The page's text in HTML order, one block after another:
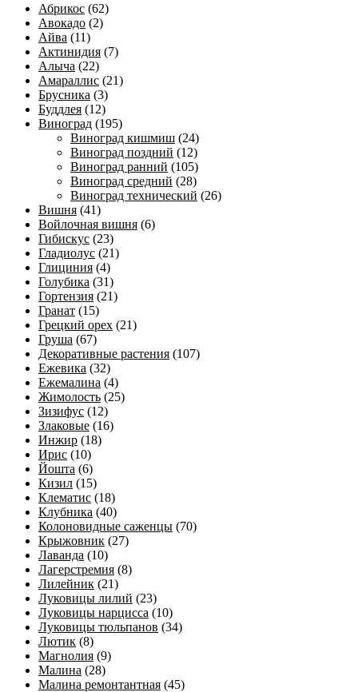
Абрикос (62)
Авокадо (2)
Айва (11)
Актинидия (7)
Алыча (22)
Амараллис (21)
Брусника (3)
Буддлея (12)
Виноград (195)
Виноград кишмиш (24)
Виноград поздний (12)
Виноград ранний (105)
Виноград средний (28)
Виноград технический (26)
Вишня (41)
Войлочная вишня (6)
Гибискус (23)
Гладиолус (21)
Глициния (4)
Голубика (31)
Гортензия (21)
Гранат (15)
Грецкий орех (21)
Груша (67)
Декоративные растения (107)
Ежевика (32)
Ежемалина (4)
Жимолость (25)
Зизифус (12)
Злаковые (16)
Инжир (18)
Ирис (10)
Йошта (6)
Кизил (15)
Клематис (18)
Клубника (40)
Колоновидные саженцы (70)
Крыжовник (27)
Лаванда (10)
Лагерстремия (8)
Лилейник (21)
Луковицы лилий (23)
Луковицы нарцисса (10)
Луковицы тюльпанов (34)
Лютик (8)
Магнолия (9)
Малина (28)
Малина ремонтантная (45)